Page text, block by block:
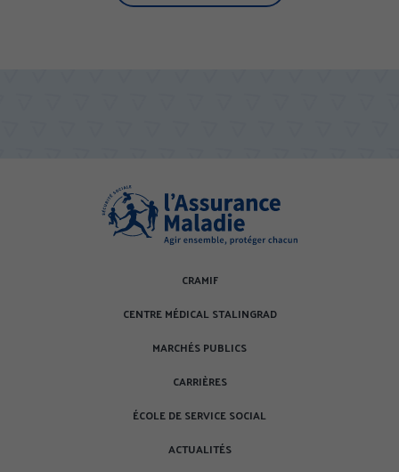
CRAMIF
CENTRE MÉDICAL STALINGRAD
MARCHÉS PUBLICS
CARRIÈRES
ÉCOLE DE SERVICE SOCIAL
ACTUALITÉS